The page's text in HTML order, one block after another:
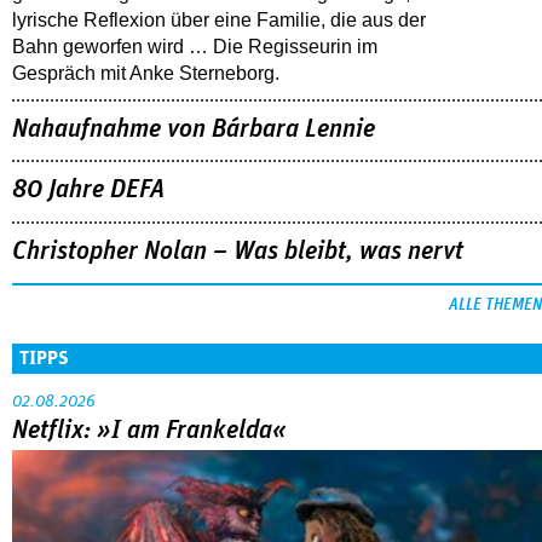
lyrische Reflexion über eine ­Familie, die aus der
Bahn geworfen wird … Die Regisseurin im
Gespräch mit Anke Sterneborg.
Nahaufnahme von Bárbara Lennie
80 Jahre DEFA
Christopher Nolan – Was bleibt, was nervt
ALLE THEMEN
TIPPS
02.08.2026
Netflix: »I am Frankelda«